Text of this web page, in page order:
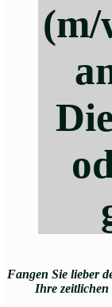
(m/
Fangen Sie lieber
Ihre